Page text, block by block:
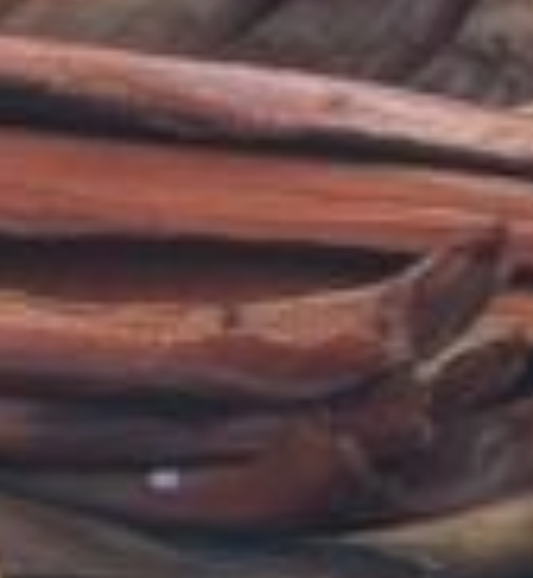
величавая лошадь
и малыш пони, готовый
покатать самых
маленьких посетителей.
Родители, как и дети,
тоже рады, улыбаются,
на камеру. Здесь детство
встречается с природой.
не просто торговля. Это
возможность купить
свежие и проверенные
продукты напрямую
у тех, кто их вырастил,
сажать в местном
климате. Прямое
ощущение связи с землей
и трудом фермеров. А